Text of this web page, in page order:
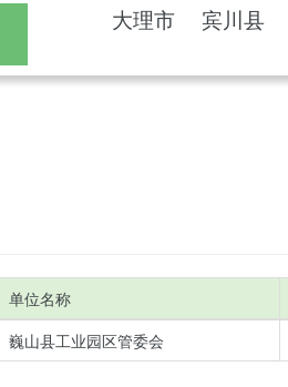
大理市 宾川县
单位名称
巍山县工业园区管委会